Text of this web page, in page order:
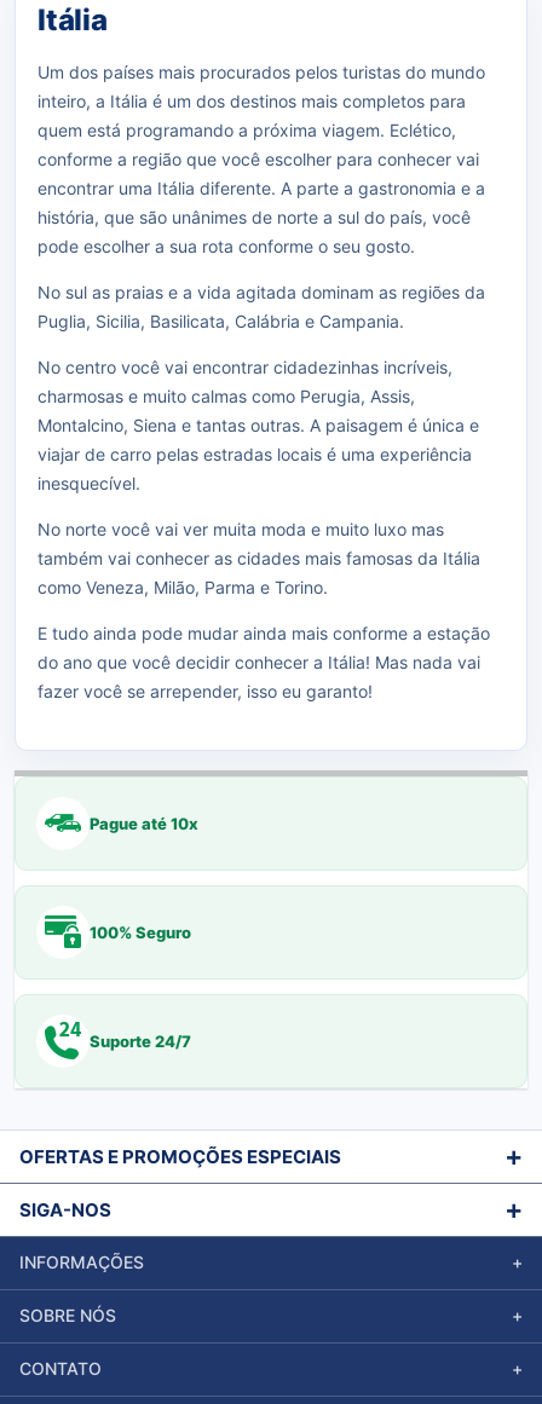
Itália
Um dos países mais procurados pelos turistas do mundo
inteiro, a Itália é um dos destinos mais completos para
quem está programando a próxima viagem. Eclético,
conforme a região que você escolher para conhecer vai
encontrar uma Itália diferente. A parte a gastronomia e a
história, que são unânimes de norte a sul do país, você
pode escolher a sua rota conforme o seu gosto.
No sul as praias e a vida agitada dominam as regiões da
Puglia, Sicilia, Basilicata, Calábria e Campania.
No centro você vai encontrar cidadezinhas incríveis,
charmosas e muito calmas como Perugia, Assis,
Montalcino, Siena e tantas outras. A paisagem é única e
viajar de carro pelas estradas locais é uma experiência
inesquecível.
No norte você vai ver muita moda e muito luxo mas
também vai conhecer as cidades mais famosas da Itália
como Veneza, Milão, Parma e Torino.
E tudo ainda pode mudar ainda mais conforme a estação
do ano que você decidir conhecer a Itália! Mas nada vai
fazer você se arrepender, isso eu garanto!
Pague até 10x
100% Seguro
Suporte 24/7
OFERTAS E PROMOÇÕES ESPECIAIS
SIGA-NOS
INFORMAÇÕES
SOBRE NÓS
CONTATO